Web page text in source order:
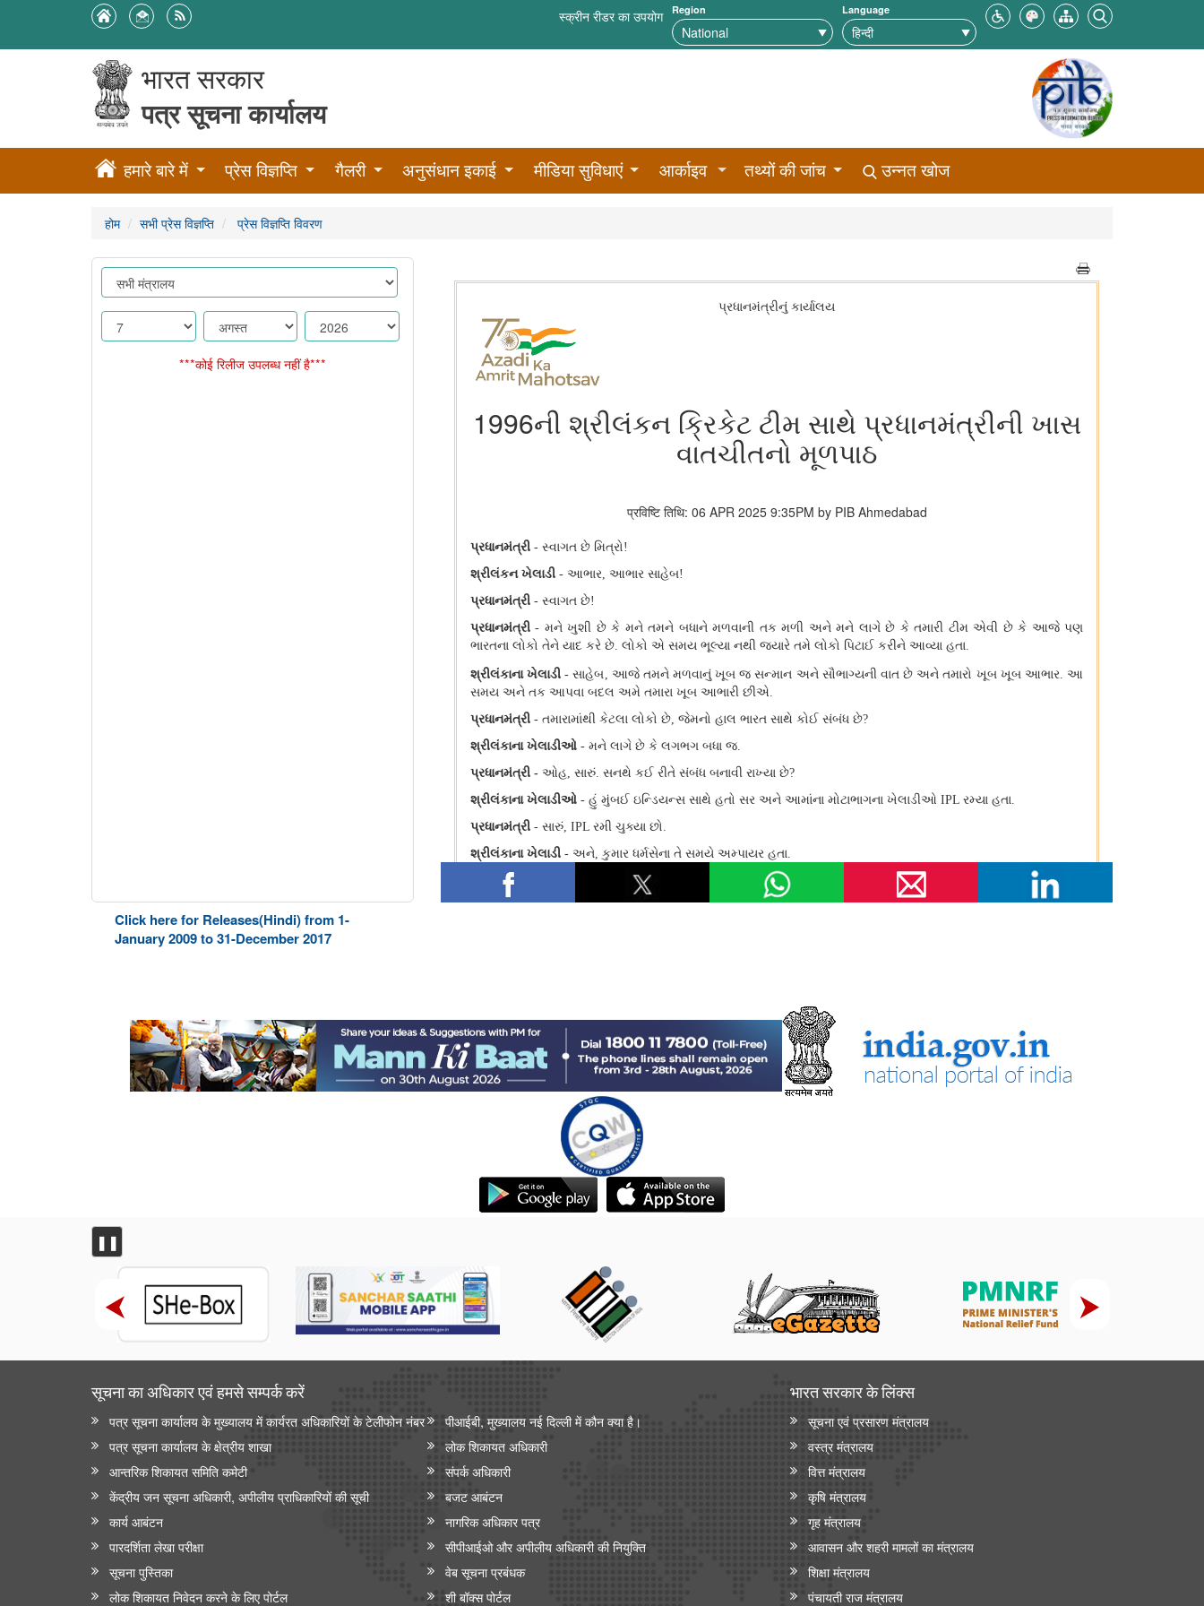
स्क्रीन रीडर का उपयोग Region Language
भारत सरकार
पत्र सूचना कार्यालय
हमारे बारे में प्रेस विज्ञप्ति गैलरी अनुसंधान इकाई मीडिया सुविधाएं आर्काइव तथ्यों की जांच उन्नत खोज
होम सभी प्रेस विज्ञप्ति प्रेस विज्ञप्ति विवरण
***कोई रिलीज उपलब्ध नहीं है***
Click here for Releases(Hindi) from 1-
January 2009 to 31-December 2017
❚❚
सूचना का अधिकार एवं हमसे सम्‍पर्क करें
पत्र सूचना कार्यालय के मुख्यालय में कार्यरत अधिकारियों के टेलीफोन नंबर
पीआईबी, मुख्यालय नई दिल्ली में कौन क्या है।
पत्र सूचना कार्यालय के क्षेत्रीय शाखा
लोक शिकायत अधिकारी
आन्‍तरिक शिकायत समिति कमेटी
संपर्क अधिकारी
केंद्रीय जन सूचना अधिकारी, अपीलीय प्राधिकारियों की सूची
बजट आबंटन
कार्य आबंटन
नागरिक अधिकार पत्र
पारदर्शिता लेखा परीक्षा
सीपीआईओ और अपी‍लीय अधिकारी की नियुक्ति
सूचना पुस्तिका
वेब सूचना प्रबंधक
लोक शिकायत निवेदन करने के लिए पोर्टल
शी बॉक्स पोर्टल
भारत सरकार के लिंक्‍स
सूचना एवं प्रसारण मंत्रालय
वस्त्र मंत्रालय
वित्त मंत्रालय
कृषि मंत्रालय
गृह मंत्रालय
आवासन और शहरी मामलों का मंत्रालय
शिक्षा मंत्रालय
पंचायती राज मंत्रालय